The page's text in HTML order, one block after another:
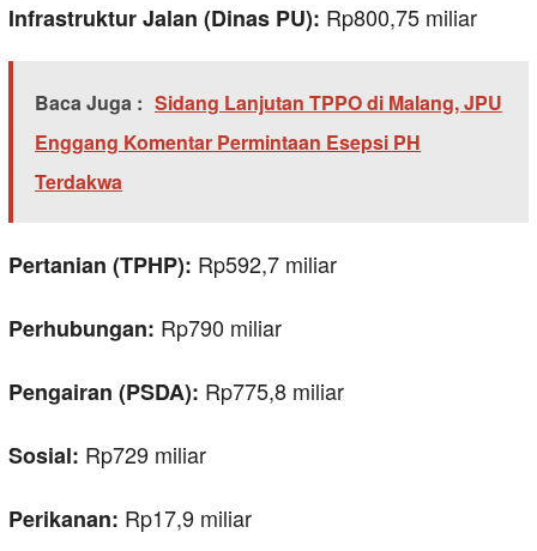
Infrastruktur Jalan (Dinas PU): Rp800,75 miliar
Baca Juga : Sidang Lanjutan TPPO di Malang, JPU
Enggang Komentar Permintaan Esepsi PH
Terdakwa
Pertanian (TPHP): Rp592,7 miliar
Perhubungan: Rp790 miliar
Pengairan (PSDA): Rp775,8 miliar
Sosial: Rp729 miliar
Perikanan: Rp17,9 miliar